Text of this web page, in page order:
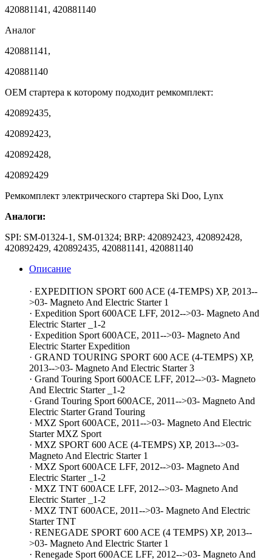
420881141, 420881140
Аналог
420881141,
420881140
OEM стартера к которому подходит ремкомплект:
420892435,
420892423,
420892428,
420892429
Ремкомплект электрического стартера Ski Doo, Lynx
Аналоги:
SPI: SM-01324-1, SM-01324; BRP: 420892423, 420892428,
420892429, 420892435, 420881141, 420881140
Описание
· EXPEDITION SPORT 600 ACE (4-TEMPS) XP, 2013--
>03- Magneto And Electric Starter 1
· Expedition Sport 600ACE LFF, 2012-->03- Magneto And
Electric Starter _1-2
· Expedition Sport 600ACE, 2011-->03- Magneto And
Electric Starter Expedition
· GRAND TOURING SPORT 600 ACE (4-TEMPS) XP,
2013-->03- Magneto And Electric Starter 3
· Grand Touring Sport 600ACE LFF, 2012-->03- Magneto
And Electric Starter _1-2
· Grand Touring Sport 600ACE, 2011-->03- Magneto And
Electric Starter Grand Touring
· MXZ Sport 600ACE, 2011-->03- Magneto And Electric
Starter MXZ Sport
· MXZ SPORT 600 ACE (4-TEMPS) XP, 2013-->03-
Magneto And Electric Starter 1
· MXZ Sport 600ACE LFF, 2012-->03- Magneto And
Electric Starter _1-2
· MXZ TNT 600ACE LFF, 2012-->03- Magneto And
Electric Starter _1-2
· MXZ TNT 600ACE, 2011-->03- Magneto And Electric
Starter TNT
· RENEGADE SPORT 600 ACE (4 TEMPS) XP, 2013--
>03- Magneto And Electric Starter 1
· Renegade Sport 600ACE LFF, 2012-->03- Magneto And